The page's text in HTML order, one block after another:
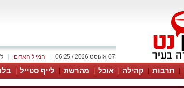
המייל האדום 07 אוגוסט 2026 / 06:25
תרבות קהילה אוכל מהרשת לייף סטייל